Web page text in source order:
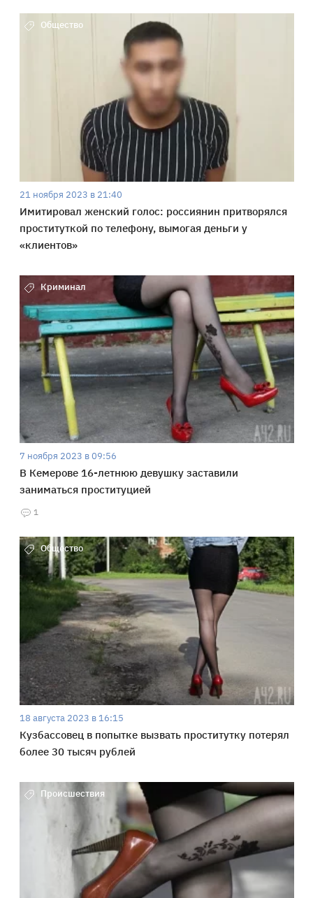
Общество
21 ноября 2023 в 21:40
Имитировал женский голос: россиянин притворялся
проституткой по телефону, вымогая деньги у
«клиентов»
Криминал
7 ноября 2023 в 09:56
В Кемерове 16-летнюю девушку заставили
заниматься проституцией
1
Общество
18 августа 2023 в 16:15
Кузбассовец в попытке вызвать проститутку потерял
более 30 тысяч рублей
Происшествия